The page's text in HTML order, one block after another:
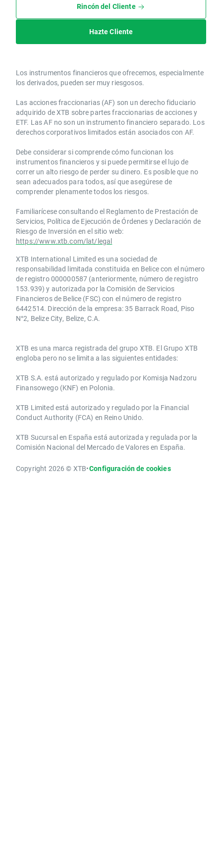
Rincón del Cliente
Hazte Cliente
Los instrumentos financieros que ofrecemos, especialmente
los derivados, pueden ser muy riesgosos.
Las acciones fraccionarias (AF) son un derecho fiduciario
adquirido de XTB sobre partes fraccionarias de acciones y
ETF. Las AF no son un instrumento financiero separado. Los
derechos corporativos limitados están asociados con AF.
Debe considerar si comprende cómo funcionan los
instrumentos financieros y si puede permitirse el lujo de
correr un alto riesgo de perder su dinero. Es posible que no
sean adecuados para todos, así que asegúrese de
comprender plenamente todos los riesgos.
Familiarícese consultando el Reglamento de Prestación de
Servicios, Política de Ejecución de Órdenes y Declaración de
Riesgo de Inversión en el sitio web:
https://www.xtb.com/lat/legal
XTB International Limited es una sociedad de
responsabilidad limitada constituida en Belice con el número
de registro 000000587 (anteriormente, número de registro
153.939) y autorizada por la Comisión de Servicios
Financieros de Belice (FSC) con el número de registro
6442514. Dirección de la empresa: 35 Barrack Road, Piso
N°2, Belize City, Belize, C.A.
​​XTB es una marca registrada del grupo XTB. El Grupo XTB
engloba pero no se limita a las siguientes entidades:
XTB S.A.​ está autorizado y regulado por Komisja Nadzoru
Finansowego (KNF) ​en Polonia.
XTB Limited ​está autorizado y regulado por la ​Financial
Conduct Authority ​(FCA) en ​​Reino Unido.
XTB Sucursal en España está autorizada y regulada por la
Comisión Nacional del Mercado de Valores en España.
Copyright 2026 © XTB•Configuración de cookies